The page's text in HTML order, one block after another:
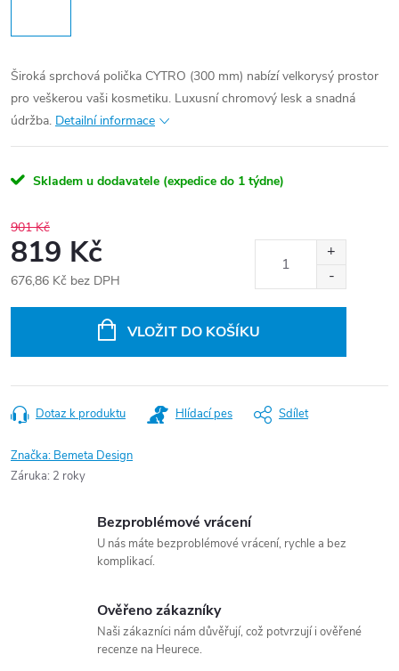
Široká sprchová polička CYTRO (300 mm) nabízí velkorysý prostor
pro veškerou vaši kosmetiku. Luxusní chromový lesk a snadná
údržba. Detailní informace
Skladem u dodavatele (expedice do 1 týdne)
901 Kč
819 Kč
676,86 Kč bez DPH
VLOŽIT DO KOŠÍKU
Dotaz k produktu Hlídací pes Sdílet
Značka: Bemeta Design
Záruka: 2 roky
Bezproblémové vrácení
U nás máte bezproblémové vrácení, rychle a bez
komplikací.
Ověřeno zákazníky
Naši zákazníci nám důvěřují, což potvrzují i ověřené
recenze na Heurece.